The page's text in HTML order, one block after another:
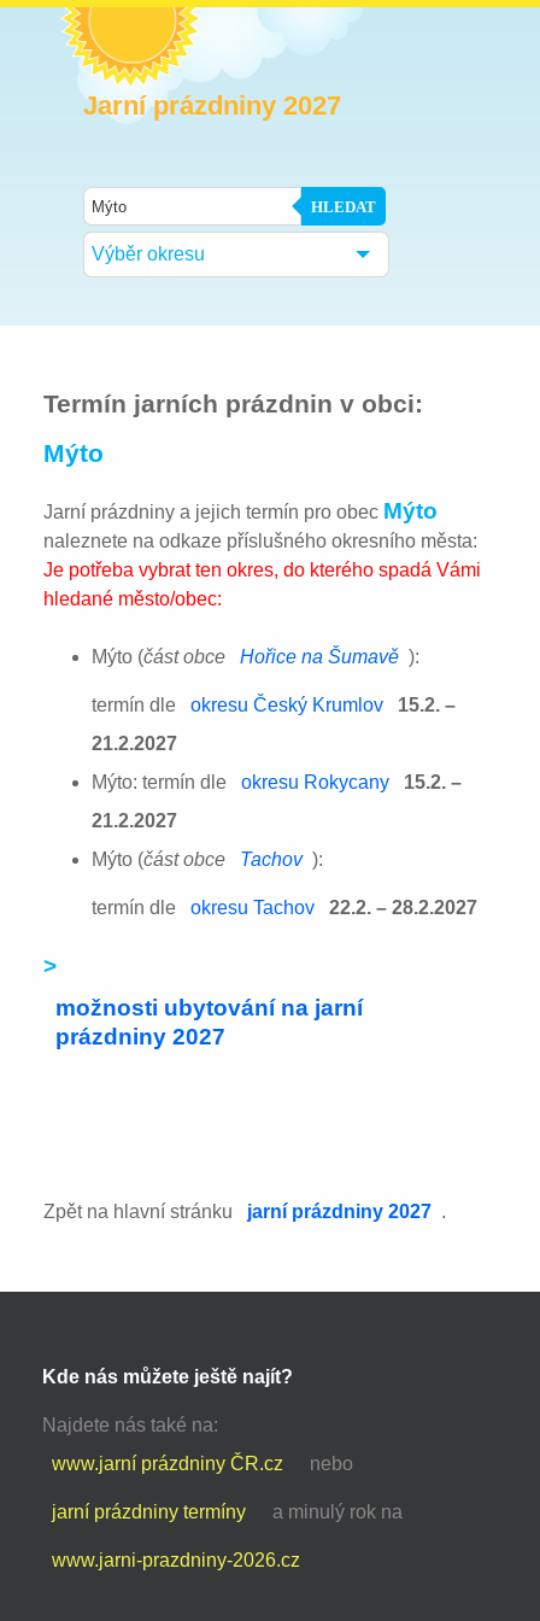
Jarní prázdniny 2027
HLEDAT
Výběr okresu
Termín jarních prázdnin v obci:
Mýto
Jarní prázdniny a jejich termín pro obec Mýto
naleznete na odkaze příslušného okresního města:
Je potřeba vybrat ten okres, do kterého spadá Vámi
hledané město/obec:
Mýto (část obce Hořice na Šumavě ):
termín dle okresu Český Krumlov
15.2. –
21.2.2027
Mýto: termín dle
okresu Rokycany
15.2. –
21.2.2027
Mýto (část obce Tachov ):
termín dle okresu Tachov 22.2. – 28.2.2027
>
možnosti ubytování na jarní
prázdniny 2027
Zpět na hlavní stránku jarní prázdniny 2027 .
Kde nás můžete ještě najít?
Najdete nás také na:
www.jarní prázdniny ČR.cz
nebo
jarní prázdniny termíny a minulý rok na
www.jarni-prazdniny-2026.cz